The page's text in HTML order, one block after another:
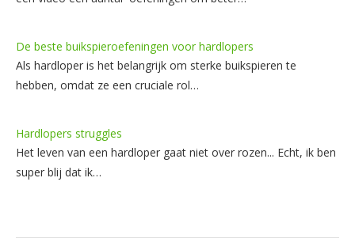
De beste buikspieroefeningen voor hardlopers
Als hardloper is het belangrijk om sterke buikspieren te
hebben, omdat ze een cruciale rol…
Hardlopers struggles
Het leven van een hardloper gaat niet over rozen... Echt, ik ben
super blij dat ik…